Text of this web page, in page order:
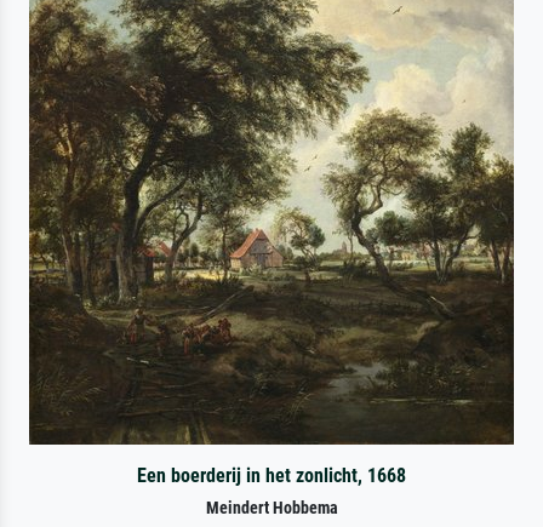
Een boerderij in het zonlicht, 1668
Meindert Hobbema